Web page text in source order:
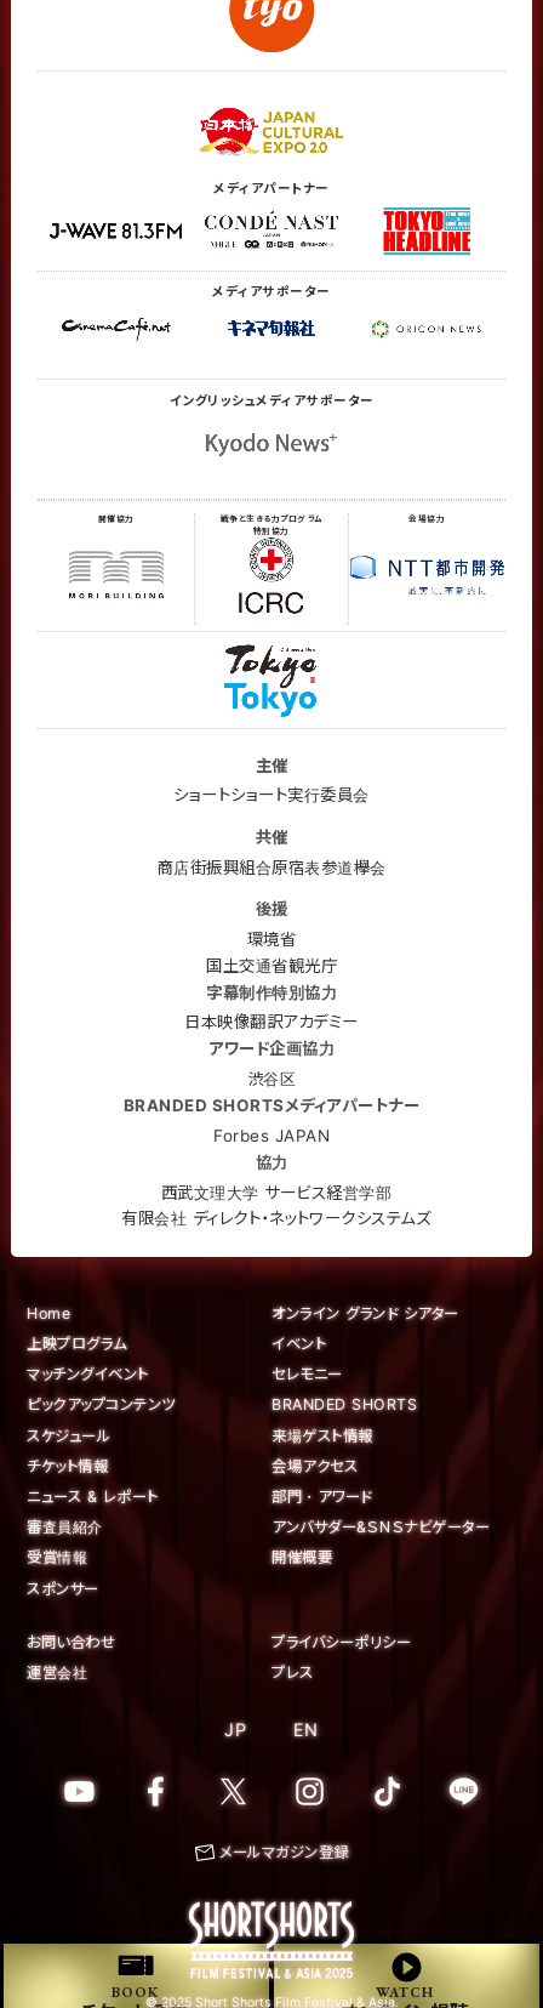
BOOK WATCH
メディアパートナー
メディアサポーター
イングリッシュメディアサポーター
開催協力
戦争と生きる力プログラム
特別協力
会場協力
主催
ショートショート実行委員会
共催
商店街振興組合原宿表参道欅会
後援
環境省
国土交通省観光庁
字幕制作特別協力
日本映像翻訳アカデミー
アワード企画協力
渋谷区
BRANDED SHORTSメディアパートナー
Forbes JAPAN
協力
西武文理大学 サービス経営学部
有限会社 ディレクト・ネットワークシステムズ
Home
オンライン グランド シアター
上映プログラム
イベント
マッチングイベント
セレモニー
ピックアップコンテンツ
BRANDED SHORTS
スケジュール
来場ゲスト情報
チケット情報
会場アクセス
ニュース & レポート
部門・アワード
審査員紹介
アンバサダー&ＳＮＳナビゲーター
受賞情報
開催概要
スポンサー
お問い合わせ
プライバシーポリシー
運営会社
プレス
JP EN
メールマガジン登録
© 2025 Short Shorts Film Festival & Asia.